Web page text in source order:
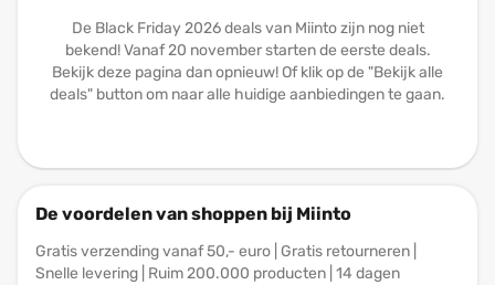
De Black Friday 2026 deals van Miinto zijn nog niet
bekend! Vanaf 20 november starten de eerste deals.
Bekijk deze pagina dan opnieuw! Of klik op de "Bekijk alle
deals" button om naar alle huidige aanbiedingen te gaan.
De voordelen van shoppen bij Miinto
Gratis verzending vanaf 50,- euro | Gratis retourneren |
Snelle levering | Ruim 200.000 producten | 14 dagen